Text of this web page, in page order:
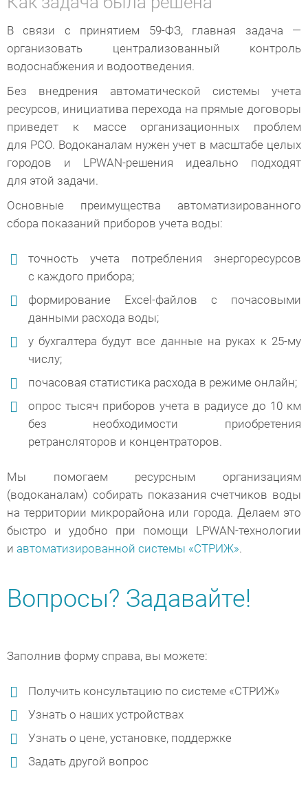
В связи с принятием 59-ФЗ, главная задача —
организовать централизованный контроль
водоснабжения и водоотведения.
Без внедрения автоматической системы учета
ресурсов, инициатива перехода на прямые договоры
приведет к массе организационных проблем
для РСО. Водоканалам нужен учет в масштабе целых
городов и LPWAN-решения идеально подходят
для этой задачи.
Основные преимущества автоматизированного
сбора показаний приборов учета воды:
точность учета потребления энергоресурсов
с каждого прибора;
формирование Excel-файлов с почасовыми
данными расхода воды;
у бухгалтера будут все данные на руках к 25-му
числу;
почасовая статистика расхода в режиме онлайн;
опрос тысяч приборов учета в радиусе до 10 км
без необходимости приобретения
ретрансляторов и концентраторов.
Мы помогаем ресурсным организациям
(водоканалам) собирать показания счетчиков воды
на территории микрорайона или города. Делаем это
быстро и удобно при помощи LPWAN-технологии
и автоматизированной системы «СТРИЖ».
Вопросы? Задавайте!
Заполнив форму справа, вы можете:
Получить консультацию по системе «СТРИЖ»
Узнать о наших устройствах
Узнать о цене, установке, поддержке
Задать другой вопрос